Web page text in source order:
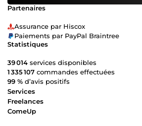
Partenaires
Assurance par Hiscox
Paiements par PayPal Braintree
Statistiques
39 014 services disponibles
1 335 107 commandes effectuées
99 % d’avis positifs
Services
Freelances
ComeUp